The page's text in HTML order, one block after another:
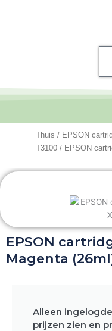
Thuis / EPSON
T3100 / EPSON
EPSON
Magenta
Alleen
prijzen zien en